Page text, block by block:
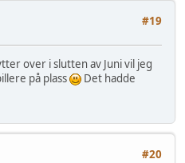
#19
over i slutten av Juni vil jeg
på plass
Det hadde
#20